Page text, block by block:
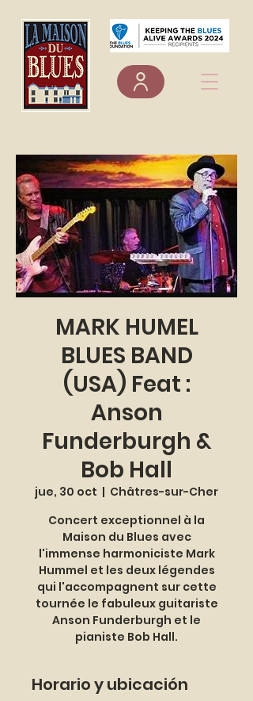
MARK HUMEL
BLUES BAND
(USA) Feat :
Anson
Funderburgh &
Bob Hall
jue, 30 oct
  |
Châtres-sur-Cher
Concert exceptionnel à la
Maison du Blues avec
l'immense harmoniciste Mark
Hummel et les deux légendes
qui l'accompagnent sur cette
tournée le fabuleux guitariste
Anson Funderburgh et le
pianiste Bob Hall.
Horario y ubicación